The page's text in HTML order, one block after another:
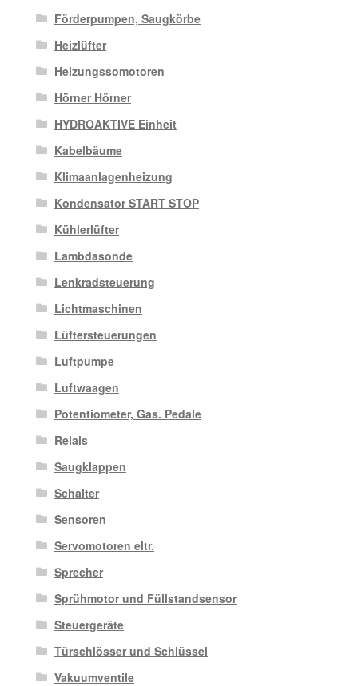
Förderpumpen, Saugkörbe
Heizlüfter
Heizungssomotoren
Hörner Hörner
HYDROAKTIVE Einheit
Kabelbäume
Klimaanlagenheizung
Kondensator START STOP
Kühlerlüfter
Lambdasonde
Lenkradsteuerung
Lichtmaschinen
Lüftersteuerungen
Luftpumpe
Luftwaagen
Potentiometer, Gas. Pedale
Relais
Saugklappen
Schalter
Sensoren
Servomotoren eltr.
Sprecher
Sprühmotor und Füllstandsensor
Steuergeräte
Türschlösser und Schlüssel
Vakuumventile